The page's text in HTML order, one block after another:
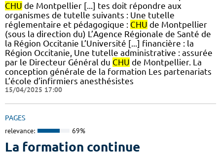
CHU de Montpellier [...] tes doit répondre aux
organismes de tutelle suivants : Une tutelle
réglementaire et pédagogique : CHU de Montpellier
(sous la direction du) L’Agence Régionale de Santé de
la Région Occitanie L’Université [...] financière : la
Région Occitanie, Une tutelle administrative : assurée
par le Directeur Général du CHU de Montpellier. La
conception générale de la formation Les partenariats
L’école d’infirmiers anesthésistes
15/04/2025 17:00
PAGES
relevance: 69%
La formation continue